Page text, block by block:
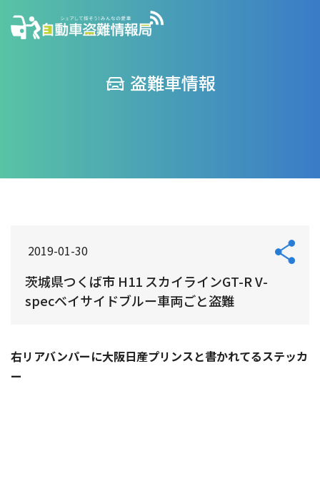
盗難車情報
2019-01-30
茨城県つくば市 H11 スカイラインGT-R V-
specベイサイドブルー車両ごと盗難
右リアバンパーに大阪日産プリンスと書かれてるステッカ
ー